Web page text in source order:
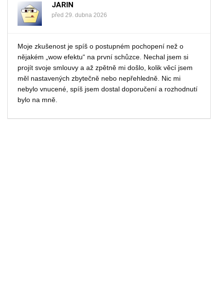
JARIN
před 29. dubna 2026
Moje zkušenost je spíš o postupném pochopení než o
nějakém „wow efektu“ na první schůzce. Nechal jsem si
projít svoje smlouvy a až zpětně mi došlo, kolik věcí jsem
měl nastavených zbytečně nebo nepřehledně. Nic mi
nebylo vnucené, spíš jsem dostal doporučení a rozhodnutí
bylo na mně.